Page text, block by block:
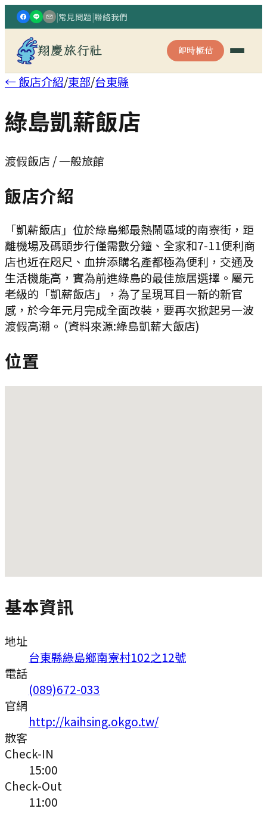
|常見問題|聯絡我們
翔慶旅行社 即時概估
← 飯店介紹/東部/台東縣
綠島凱薪飯店
渡假飯店 / 一般旅館
飯店介紹
「凱薪飯店」位於綠島鄉最熱鬧區域的南寮街，距
離機場及碼頭步行僅需數分鐘、全家和7-11便利商
店也近在咫尺、血拚添購名產都極為便利，交通及
生活機能高，實為前進綠島的最佳旅居選擇。屬元
老級的「凱薪飯店」，為了呈現耳目一新的新官
感，於今年元月完成全面改裝，要再次掀起另一波
渡假高潮。 (資料來源:綠島凱薪大飯店)
位置
基本資訊
地址
台東縣綠島鄉南寮村102之12號
電話
(089)672-033
官網
http://kaihsing.okgo.tw/
散客
Check-IN
15:00
Check-Out
11:00